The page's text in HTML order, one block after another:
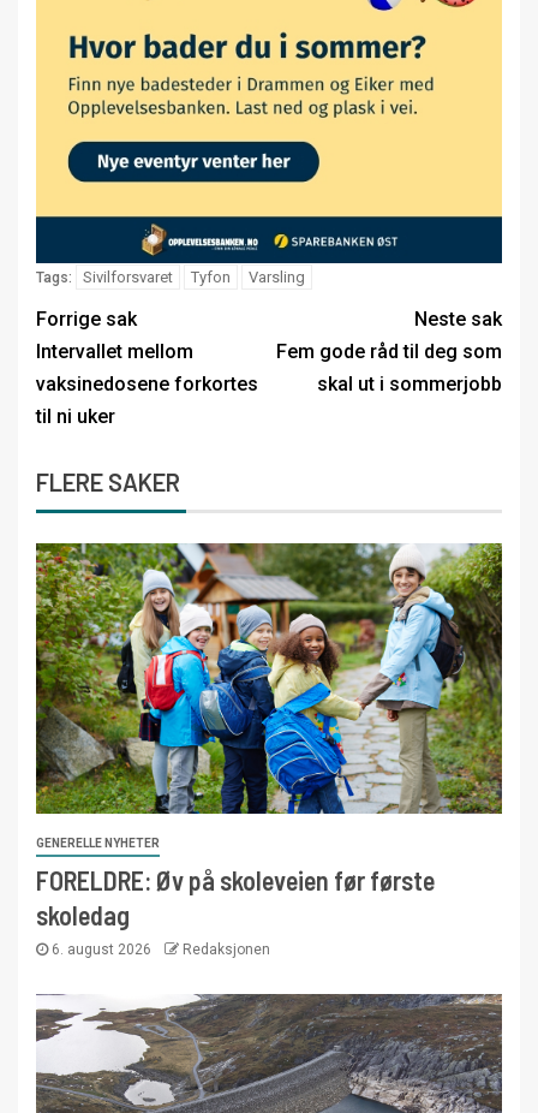
Tags: Sivilforsvaret Tyfon Varsling
Forrige sak
Intervallet mellom
vaksinedosene forkortes
til ni uker
Neste sak
Fem gode råd til deg som
skal ut i sommerjobb
FLERE SAKER
GENERELLE NYHETER
FORELDRE: Øv på skoleveien før første
skoledag
6. august 2026 Redaksjonen